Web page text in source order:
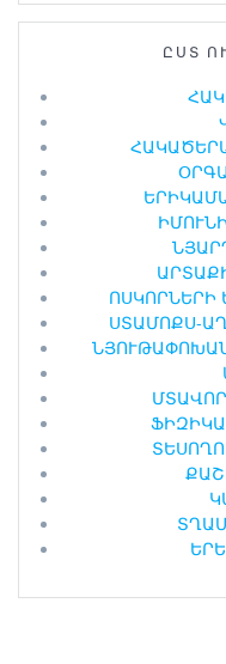
ԸՍՏ
ՈՍԿՈՐՆԵՐԻ
ՍՏԱՄՈՔՍ-